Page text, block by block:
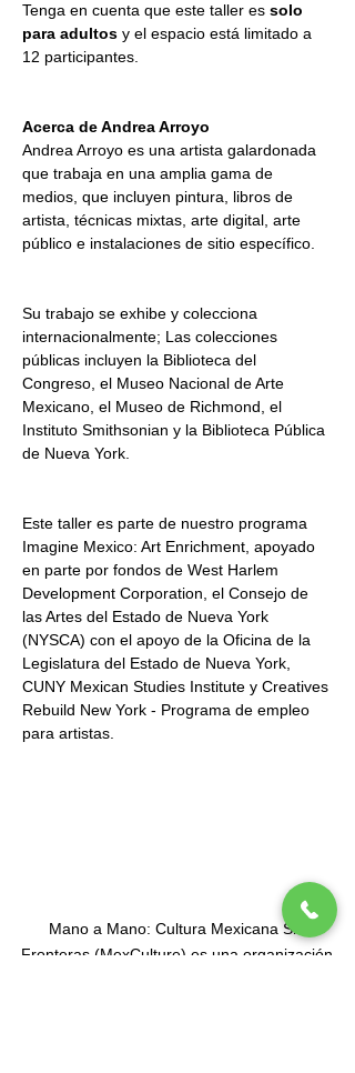
Tenga en cuenta que este taller es solo
para adultos y el espacio está limitado a
12 participantes.
Acerca de Andrea Arroyo
Andrea Arroyo es una artista galardonada
que trabaja en una amplia gama de
medios, que incluyen pintura, libros de
artista, técnicas mixtas, arte digital, arte
público e instalaciones de sitio específico.
Su trabajo se exhibe y colecciona
internacionalmente; Las colecciones
públicas incluyen la Biblioteca del
Congreso, el Museo Nacional de Arte
Mexicano, el Museo de Richmond, el
Instituto Smithsonian y la Biblioteca Pública
de Nueva York.
Este taller es parte de nuestro programa
Imagine Mexico: Art Enrichment, apoyado
en parte por fondos de West Harlem
Development Corporation, el Consejo de
las Artes del Estado de Nueva York
(NYSCA) con el apoyo de la Oficina de la
Legislatura del Estado de Nueva York,
CUNY Mexican Studies Institute y Creatives
Rebuild New York - Programa de empleo
para artistas.
Mano a Mano: Cultura Mexicana Sin
Fronteras (MexCulture) es una organización